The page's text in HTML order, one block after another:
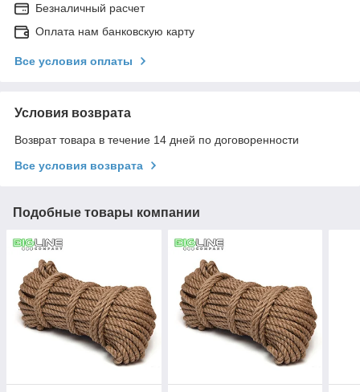
Безналичный расчет
Оплата нам банковскую карту
Все условия оплаты
Условия возврата
Возврат товара в течение 14 дней по договоренности
Все условия возврата
Подобные товары компании